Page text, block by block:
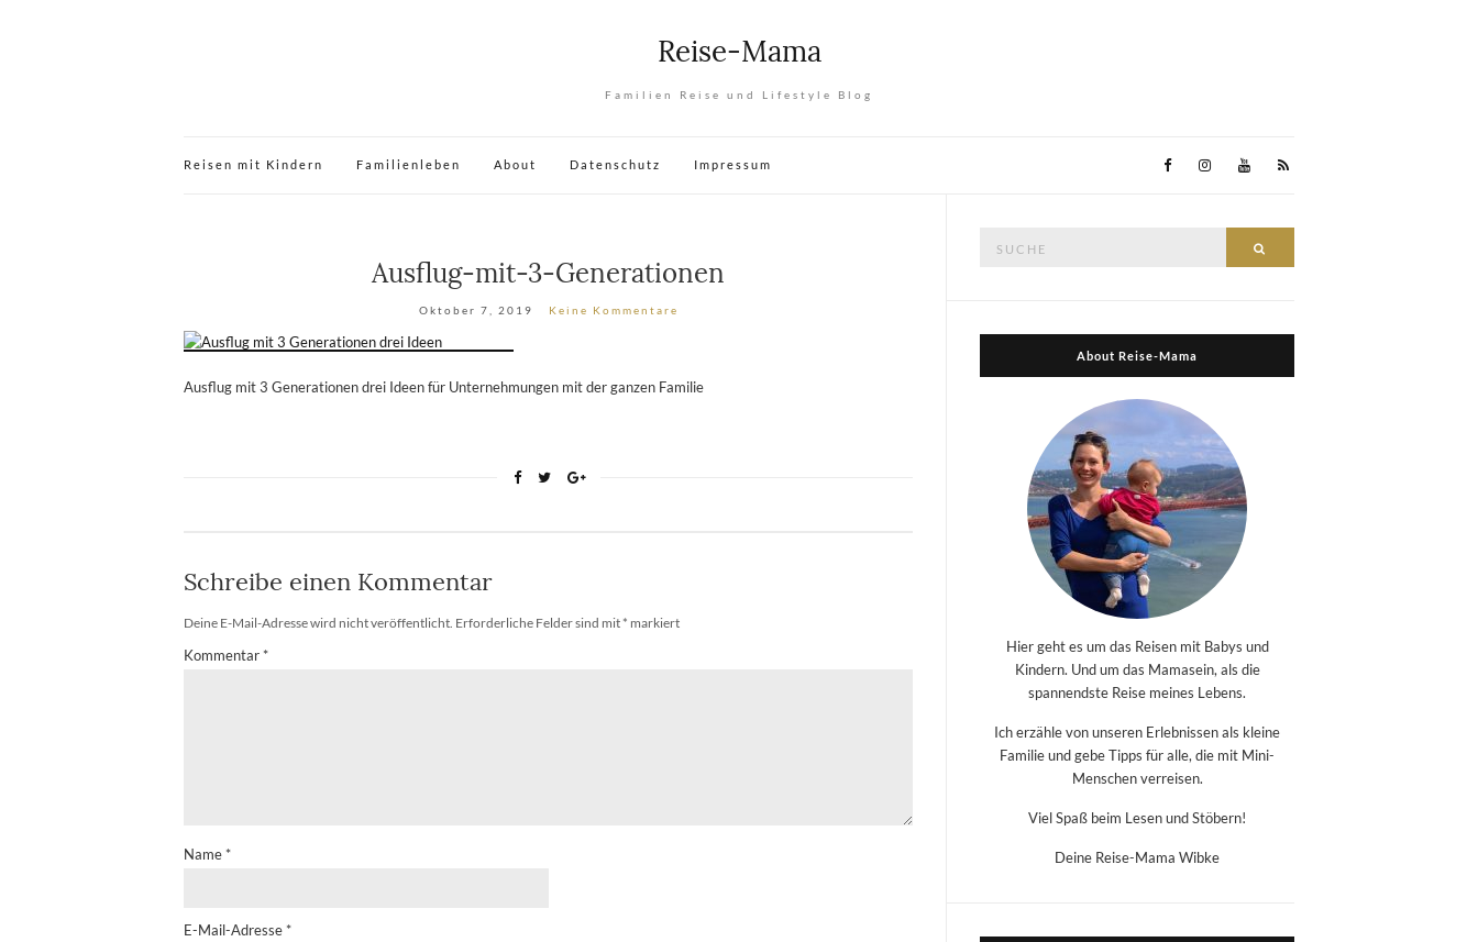
Reise-Mama
Familien Reise und Lifestyle Blog
Reisen mit Kindern Familienleben About Datenschutz Impressum
Ausflug-mit-3-Generationen
Oktober 7, 2019 Keine Kommentare
Ausflug mit 3 Generationen drei Ideen für Unternehmungen mit der ganzen Familie
Schreibe einen Kommentar
Deine E-Mail-Adresse wird nicht veröffentlicht. Erforderliche Felder sind mit * markiert
Kommentar *
Name *
E-Mail-Adresse *
About Reise-Mama
Hier geht es um das Reisen mit Babys und
Kindern. Und um das Mamasein, als die
spannendste Reise meines Lebens.
Ich erzähle von unseren Erlebnissen als kleine
Familie und gebe Tipps für alle, die mit Mini-
Menschen verreisen.
Viel Spaß beim Lesen und Stöbern!
Deine Reise-Mama Wibke